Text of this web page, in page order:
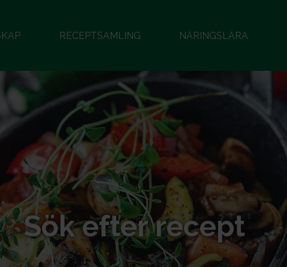
RECEPTSAMLING NÄRINGSLÄRA
Sök efter recept